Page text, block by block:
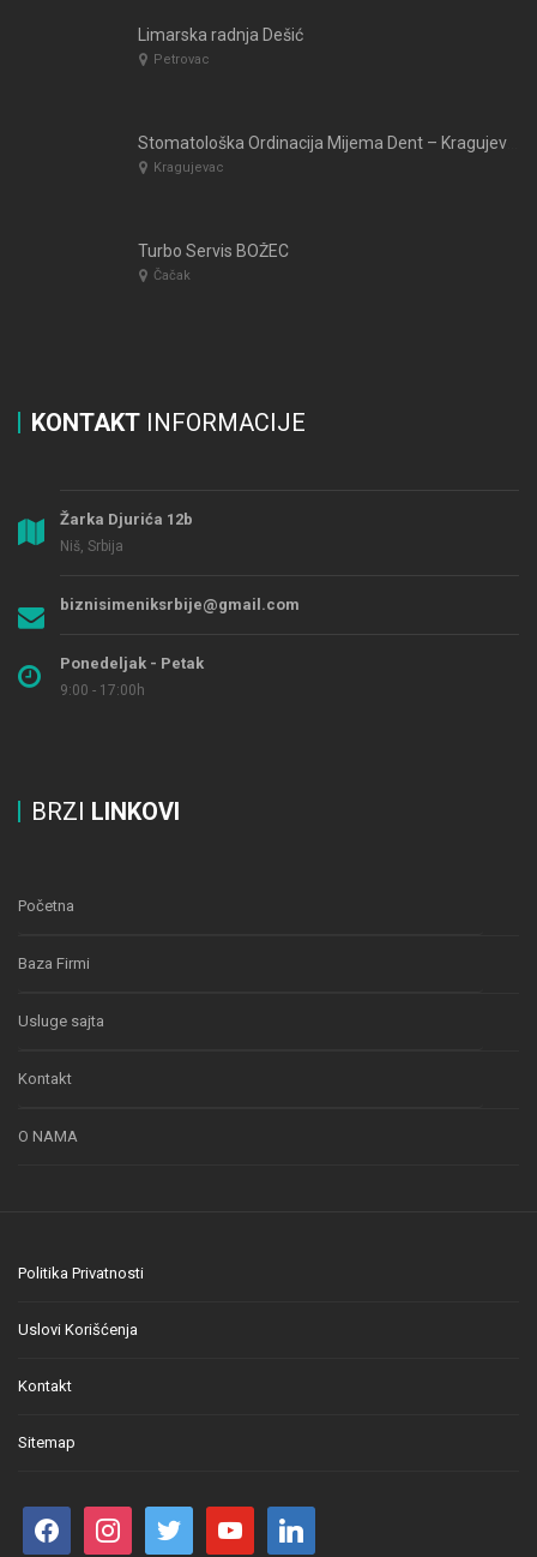
Limarska radnja Dešić
Petrovac
Kragujevac
Turbo Servis BOŽEC
Čačak
KONTAKT INFORMACIJE
Žarka Djurića 12b
Niš, Srbija
biznisimeniksrbije@gmail.com
Ponedeljak - Petak
9:00 - 17:00h
BRZI LINKOVI
Početna
Baza Firmi
Usluge sajta
Kontakt
O NAMA
Politika Privatnosti
Uslovi Korišćenja
Kontakt
Sitemap